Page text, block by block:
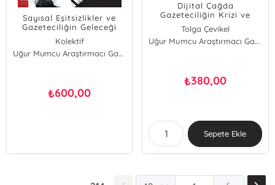
Sayısal Eşitsizlikler ve
Gazeteciliğin Geleceği
Kolektif
Uğur Mumcu Araştırmacı Gazetecilik Vakfı (UMAG)
₺600,00
Dijital Çağda
Gazeteciliğin Krizi ve
Finansmanı
Tolga Çevikel
Uğur Mumcu Araştırmacı Gazetecilik Vakfı (UMAG)
₺380,00
Sepete Ekle